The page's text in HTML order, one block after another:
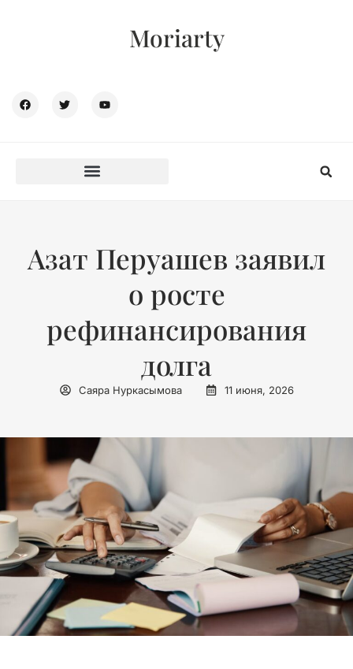
Moriarty
Азат Перуашев заявил
о росте
рефинансирования
долга
Саяра Нуркасымова 11 июня, 2026